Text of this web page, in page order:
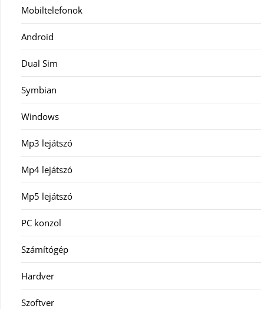
Mobiltelefonok
Android
Dual Sim
Symbian
Windows
Mp3 lejátszó
Mp4 lejátszó
Mp5 lejátszó
PC konzol
Számítógép
Hardver
Szoftver